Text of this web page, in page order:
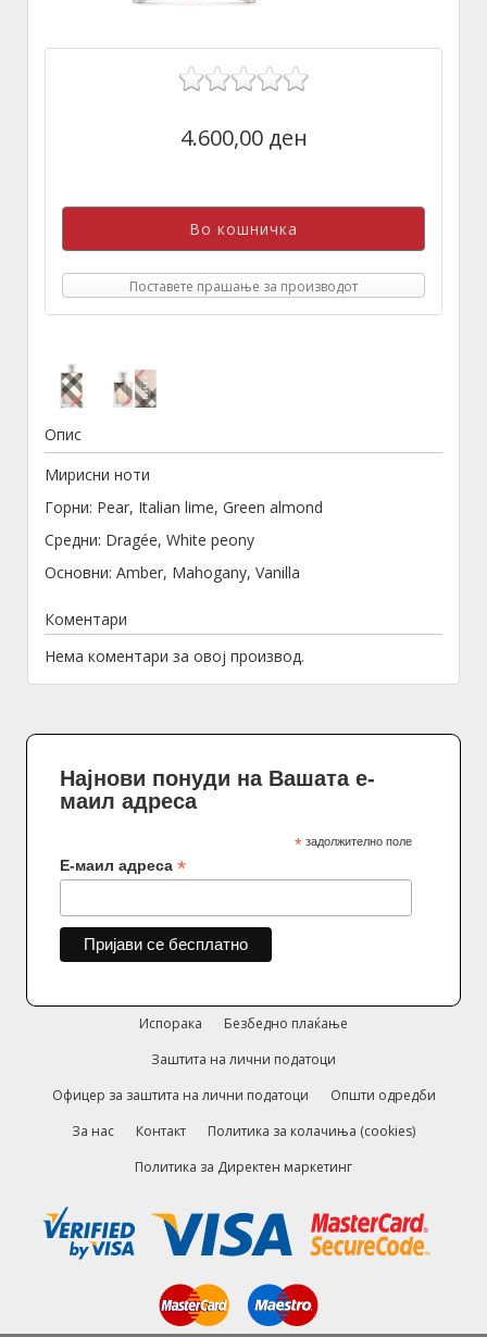
4.600,00 ден
Поставете прашање за производот
Опис
Мирисни ноти
Горни: Pear, Italian lime, Green almond
Средни: Dragée, White peony
Основни: Amber, Mahogany, Vanilla
Коментари
Нема коментари за овој производ.
Најнови понуди на Вашата е-
маил адреса
* задолжително поле
Е-маил адреса *
Испорака
Безбедно плаќање
Заштита на лични податоци
Офицер за заштита на лични податоци
Општи одредби
За нас
Контакт
Политика за колачиња (cookies)
Политика за Директен маркетинг